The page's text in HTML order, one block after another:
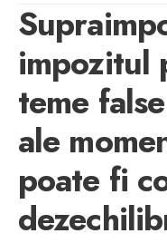
impozitul
teme
ale
poate fi